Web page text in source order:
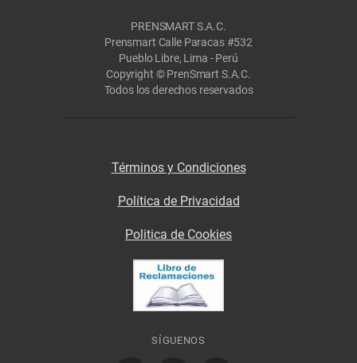
PRENSMART S.A.C.
Prensmart Calle Paracas #532
Pueblo Libre, Lima - Perú
Copyright © PrenSmart S.A.C.
Todos los derechos reservados
Términos y Condiciones
Política de Privacidad
Politica de Cookies
SÍGUENOS